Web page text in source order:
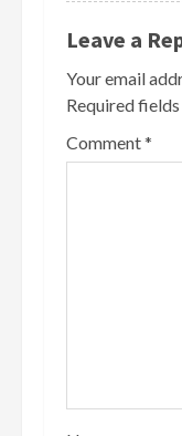
Leave a
Your email
Required
Comment*